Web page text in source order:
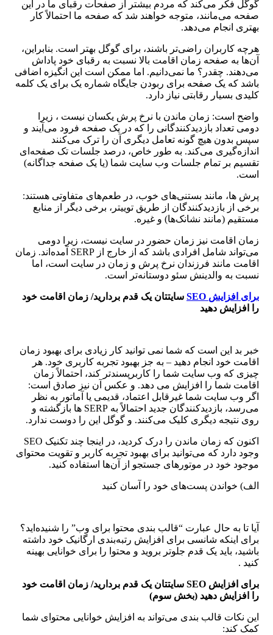
گوگل فکر می‌کند که مردم بیشتر از صفحات رقبای ما در این
صفحه می‌مانند، متوجه خواهند شد که صفحه ما احتمالاً کار
بهتری انجام می‌دهد.
هرچه کاربران راضی‌تر باشند، برای گوگل بهتر است. بنابراین،
آن‌ها به صفحه زمان اقامت بالا نسبت به رقبای خود پاداش
می‌دهند. چقدر؟ ما نمی‌دانیم. اما ممکن است این انگیزه اضافی
باشد که یک صفحه برای ربودن جایگاه شماره یک برای یک کلمه
کلیدی بسیار رقابتی نیاز دارد.
واضح است: زمان ماندن با نرخ پرش یکسان نیست ، زیرا
دومی تعداد بازدیدکنندگانی را که در یک صفحه فرود می‌آیند و
سپس بدون هیچ گونه تعامل دیگری آن را ترک می‌کنند
اندازه‌گیری می‌کند. به طور خاص، درصد جلسات تک صفحه‌‌ای
تقسیم بر تمام جلسات وب سایت شما (یا یک صفحه جداگانه)
است.
پرش ها، مانند بستنی‌های خوب، در طعم‌های متفاوتی هستند:
برخی از بازدیدکنندگان از طریق توییتر، برخی دیگر از منابع
مستقیم (مانند نشانک‌ها) و غیره.
زمان اقامت نیز زمان حضور در سایت نیست، زیرا دومی
می‌تواند شامل افرادی باشد که از خارج از SERP آمده‌اند. زمان
اقامت مانند فرزندان نرخ پرش و زمان در سایت است، اما
نسبت به والدینش سئو دوستانه‌تر است.
برای افزایش
سایتتان یک قدم بردارید/ زمان اقامت خود
را افزایش دهید
خبر بد این است که شما نمی توانید کار زیادی برای بهبود زمان
اقامت خود انجام دهید – به جز بهبود تجربه کاربری خود. هر
چیزی که وب سایت شما را کاربرپسندتر کند، احتمالاً زمان
اقامت شما را افزایش می دهد. و عکس آن نیز صادق است:
اگر وب سایت شما غیرقابل اعتماد، قدیمی یا آماتور به نظر
می‌رسد، بازدیدکنندگان جدید احتمالاً به SERP ها بازگشته و
روی نتیجه دیگری کلیک می‌کنند. و گوگل این را دوست ندارد.
اکنون که زمان ماندن را درک کردید، در اینجا چند تکنیک SEO
وجود دارد که می‌توانید برای بهبود تجربه کاربر و تقویت محتوای
موجود خود در موتورهای جستجو از آن‌ها استفاده کنید.
الف) خواندن پست‌های خود را آسان کنید
آیا تا به حال عبارت “قالب بندی محتوا برای وب” را شنیده‌اید؟
برای اینکه شانسی برای افزایش رتبه‌بندی ارگانیک خود داشته
باشید، باید یک قدم جلوتر بروید و محتوا را برای خوانایی بهینه
کنید .
برای افزایش
سایتتان یک قدم بردارید/ زمان اقامت خود
را افزایش دهید (بخش سوم)
این نکات قالب بندی می‌تواند به افزایش خوانایی محتوای شما
کمک کند: